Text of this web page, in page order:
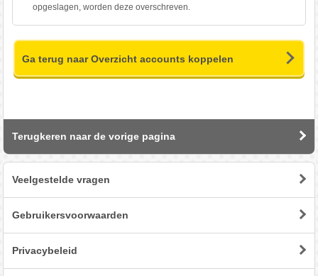
opgeslagen, worden deze overschreven.
Ga terug naar Overzicht accounts koppelen
Terugkeren naar de vorige pagina
Veelgestelde vragen
Gebruikersvoorwaarden
Privacybeleid